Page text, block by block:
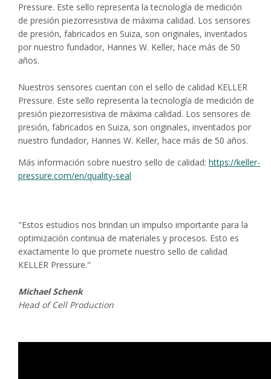
Pressure. Este sello representa la tecnología de medición
de presión piezorresistiva de máxima calidad. Los sensores
de presión, fabricados en Suiza, son originales, inventados
por nuestro fundador, Hannes W. Keller, hace más de 50
años.
Nuestros sensores cuentan con el sello de calidad KELLER
Pressure. Este sello representa la tecnología de medición de
presión piezorresistiva de máxima calidad. Los sensores de
presión, fabricados en Suiza, son originales, inventados por
nuestro fundador, Hannes W. Keller, hace más de 50 años.
Más información sobre nuestro sello de calidad: https://keller-
pressure.com/en/quality-seal
"Estos estudios nos brindan un impulso importante para la
optimización continua de materiales y procesos. Esto es
exactamente lo que promete nuestro sello de calidad
KELLER Pressure."
Michael Schenk
Head of Cell Production